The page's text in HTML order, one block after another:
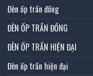
Đèn ốp trần đồng
ĐÈN ỐP TRẦN ĐỒNG
ĐÈN ỐP TRẦN HIỆN ĐẠI
Đèn ốp trần hiện đại